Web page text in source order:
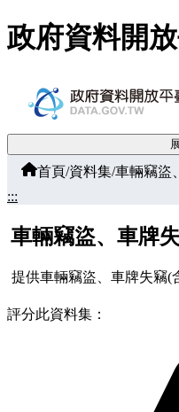
跳至主要內容
政府資料開
首頁/資料集/車輛竊盜
:::
車輛竊盜、車牌
提供車輛竊盜、車牌失竊(
評分此資料集：